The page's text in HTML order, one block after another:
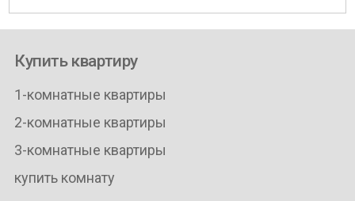
Купить квартиру
1-комнатные квартиры
2-комнатные квартиры
3-комнатные квартиры
купить комнату